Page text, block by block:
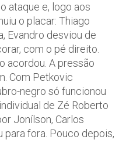
ataque e, logo aos
o placar: Thiago
Evandro desviou de
com o pé direito.
acordou. A pressão
Com Petkovic
negro só funcionou
de Zé Roberto
Jonílson, Carlos
para fora. Pouco depois,